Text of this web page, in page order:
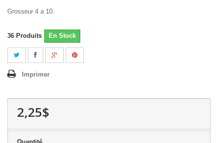
Grosseur 4 a 10.
36 Produits En Stock
Imprimer
2,25$